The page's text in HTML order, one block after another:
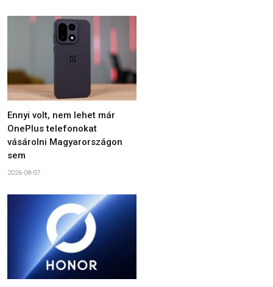
Ennyi volt, nem lehet már
OnePlus telefonokat
vásárolni Magyarországon
sem
2026-08-07